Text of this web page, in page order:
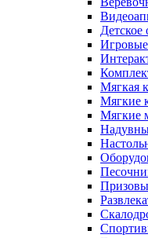
Детское
Мягкая
Мягкие
Мягкие